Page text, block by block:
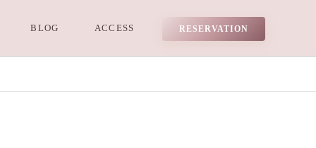
BLOG ACCESS RESERVATION